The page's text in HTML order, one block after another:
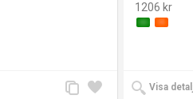
Lägg
Lägg
1206 kr
Visa